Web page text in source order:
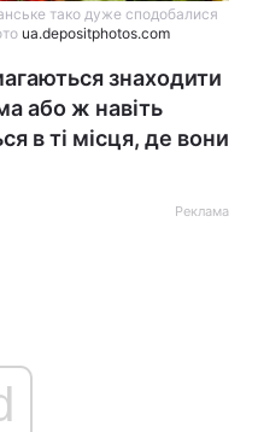
тако дуже сподобалися
ua.depositphotos.com
знаходити
або ж навіть
в ті місця, де вони
Реклама